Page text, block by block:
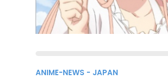
ANIME-NEWS - JAPAN